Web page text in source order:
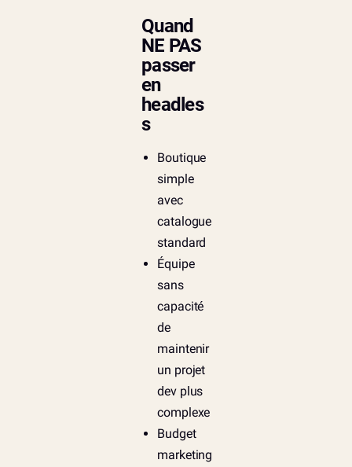
Quand
NE PAS
passer
en
headles
s
Boutique
simple
avec
catalogue
standard
Équipe
sans
capacité
de
maintenir
un projet
dev plus
complexe
Budget
marketing